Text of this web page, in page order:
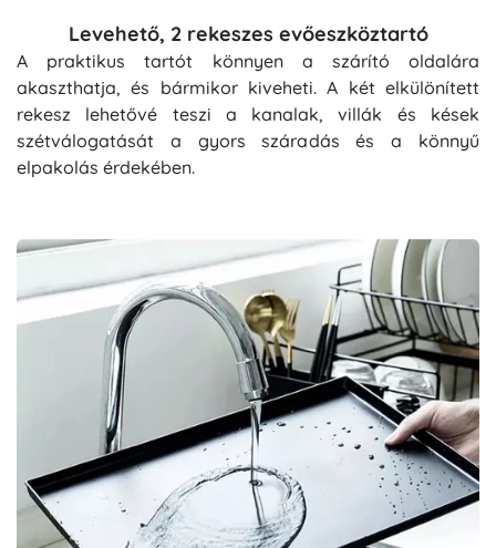
Levehető, 2 rekeszes evőeszköztartó
A praktikus tartót könnyen a szárító oldalára
akaszthatja, és bármikor kiveheti. A két elkülönített
rekesz lehetővé teszi a kanalak, villák és kések
szétválogatását a gyors száradás és a könnyű
elpakolás érdekében.